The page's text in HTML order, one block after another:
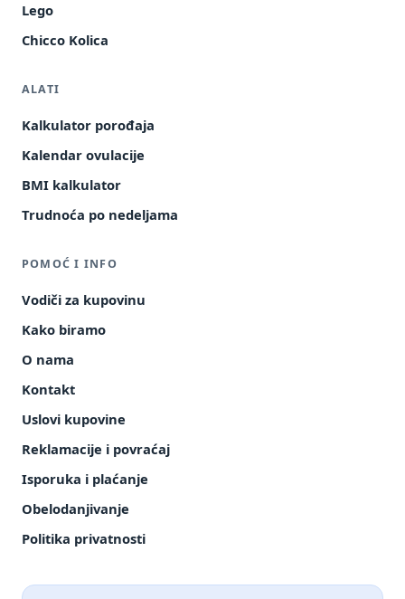
Lego
Chicco Kolica
ALATI
Kalkulator porođaja
Kalendar ovulacije
BMI kalkulator
Trudnoća po nedeljama
POMOĆ I INFO
Vodiči za kupovinu
Kako biramo
O nama
Kontakt
Uslovi kupovine
Reklamacije i povraćaj
Isporuka i plaćanje
Obelodanjivanje
Politika privatnosti